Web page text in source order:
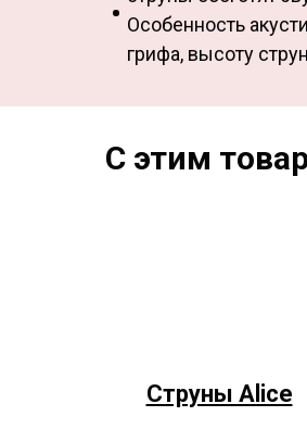
Особенность
грифа, высоту
С этим
Струны Alice